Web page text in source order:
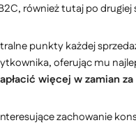
również tutaj po drugiej
punkty każdej
oferując mu
więcej w zamian
zachowanie